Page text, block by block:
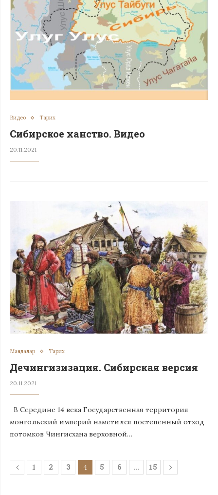
Видео Тарих
Сибирское ханство. Видео
20.11.2021
Мақалалар Тарих
Дечингизизация. Сибирская версия
20.11.2021
В Середине 14 века Государственная территория
монгольский империй наметился постепенный отход
потомков Чингисхана верховной…
1 2 3 4 5 6 … 15